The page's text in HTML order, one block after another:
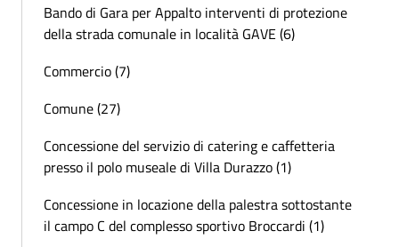
Bando di Gara per Appalto interventi di protezione
della strada comunale in località GAVE (6)
Commercio (7)
Comune (27)
Concessione del servizio di catering e caffetteria
presso il polo museale di Villa Durazzo (1)
Concessione in locazione della palestra sottostante
il campo C del complesso sportivo Broccardi (1)